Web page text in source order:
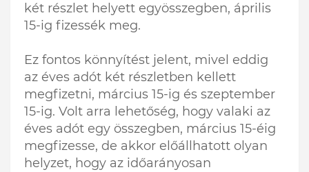
két részlet helyett egyösszegben, április
15-ig fizessék meg.
Ez fontos könnyítést jelent, mivel eddig
az éves adót két részletben kellett
megfizetni, március 15-ig és szeptember
15-ig. Volt arra lehetőség, hogy valaki az
éves adót egy összegben, március 15-éig
megfizesse, de akkor előállhatott olyan
helyzet, hogy az időarányosan